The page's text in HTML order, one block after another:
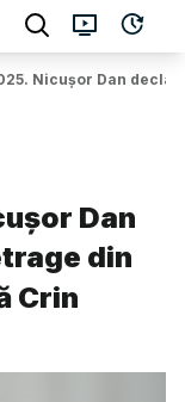
Nicușor Dan
Dan
din
Crin